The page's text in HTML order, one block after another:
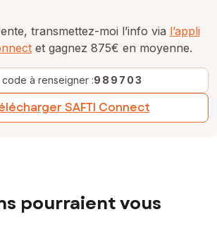
transmettez-moi l’info via l’appli
et gagnez 875€ en moyenne.
code à renseigner :989703
SAFTI Connect
pourraient vous